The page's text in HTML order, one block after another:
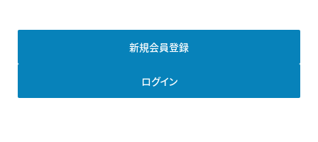
新規会員登録
ログイン